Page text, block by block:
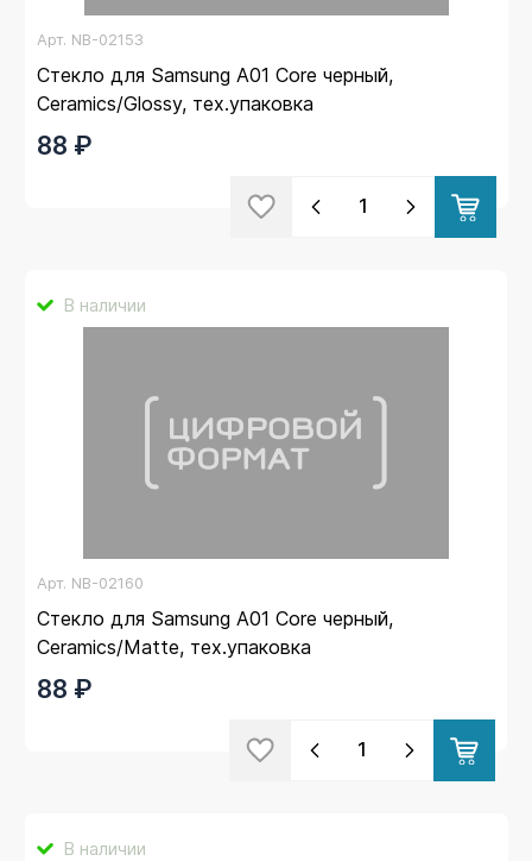
Арт. NB-02153
Стекло для Samsung A01 Core черный,
Ceramics/Glossy, тех.упаковка
88 ₽
В наличии
Арт. NB-02160
Стекло для Samsung A01 Core черный,
Ceramics/Matte, тех.упаковка
88 ₽
В наличии